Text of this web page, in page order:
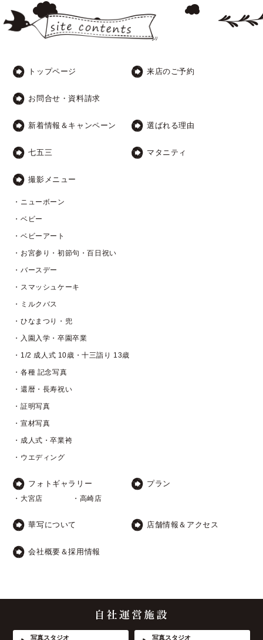
トップページ 来店のご予約
お問合せ・資料請求
新着情報＆キャンペーン 選ばれる理由
七五三 マタニティ
撮影メニュー
・ニューボーン
・ベビー
・ベビーアート
・お宮参り・初節句・百日祝い
・バースデー
・スマッシュケーキ
・ミルクバス
・ひなまつり・兜
・入園入学・卒園卒業
・1/2 成人式 10歳・十三詣り 13歳
・各種 記念写真
・還暦・長寿祝い
・証明写真
・宣材写真
・成人式・卒業袴
・ウエディング
フォトギャラリー
・大宮店 ・高崎店
プラン
華写について 店舗情報＆アクセス
会社概要＆採用情報
写真スタジオ 写真スタジオ